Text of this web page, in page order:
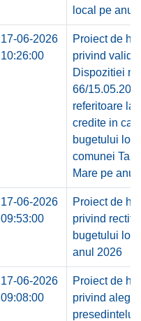
local pe anul
17-06-2026
10:26:00
Proiect de
privind
Dispozitiei nr.
66/
referitoare la
credite in
bugetului
comunei
Mare pe anul
17-06-2026
09:53:00
Proiect de
privind
bugetului
anul 2026
17-06-2026
09:08:00
Proiect de
privind
presedintelui